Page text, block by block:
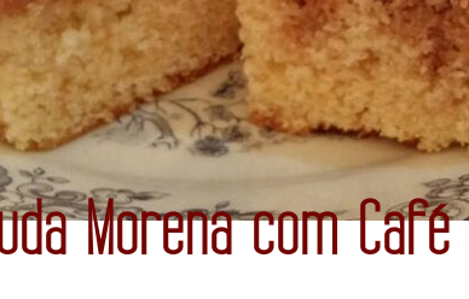
Morena com